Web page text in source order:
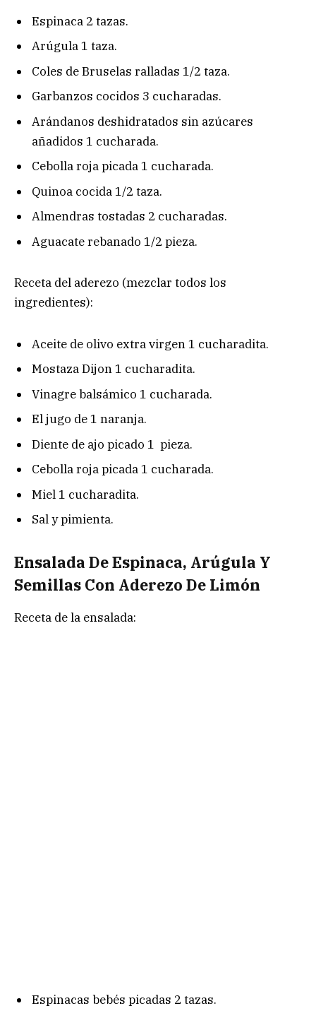
Espinaca 2 tazas.
Arúgula 1 taza.
Coles de Bruselas ralladas 1/2 taza.
Garbanzos cocidos 3 cucharadas.
Arándanos deshidratados sin azúcares
añadidos 1 cucharada.
Cebolla roja picada 1 cucharada.
Quinoa cocida 1/2 taza.
Almendras tostadas 2 cucharadas.
Aguacate rebanado 1/2 pieza.
Receta del aderezo (mezclar todos los
ingredientes):
Aceite de olivo extra virgen 1 cucharadita.
Mostaza Dijon 1 cucharadita.
Vinagre balsámico 1 cucharada.
El jugo de 1 naranja.
Diente de ajo picado 1 pieza.
Cebolla roja picada 1 cucharada.
Miel 1 cucharadita.
Sal y pimienta.
Ensalada De Espinaca, Arúgula Y
Semillas Con Aderezo De Limón
Receta de la ensalada:
Espinacas bebés picadas 2 tazas.